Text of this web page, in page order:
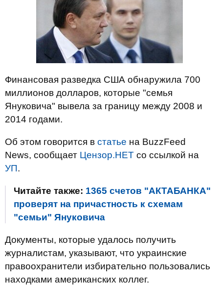
Финансовая разведка США обнаружила 700
миллионов долларов, которые "семья
Януковича" вывела за границу между 2008 и
2014 годами.
Об этом говорится в статье на BuzzFeed
News, сообщает Цензор.НЕТ со ссылкой на
УП.
Читайте также: 1365 счетов "АКТАБАНКА"
проверят на причастность к схемам
"семьи" Януковича
Документы, которые удалось получить
журналистам, указывают, что украинские
правоохранители избирательно пользовались
находками американских коллег.